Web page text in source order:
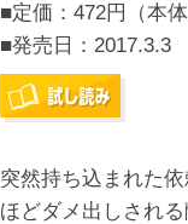
■定価：472円（本
■発売日： 2017.3.3
突然持ち込まれた
ほどダメ出しされ